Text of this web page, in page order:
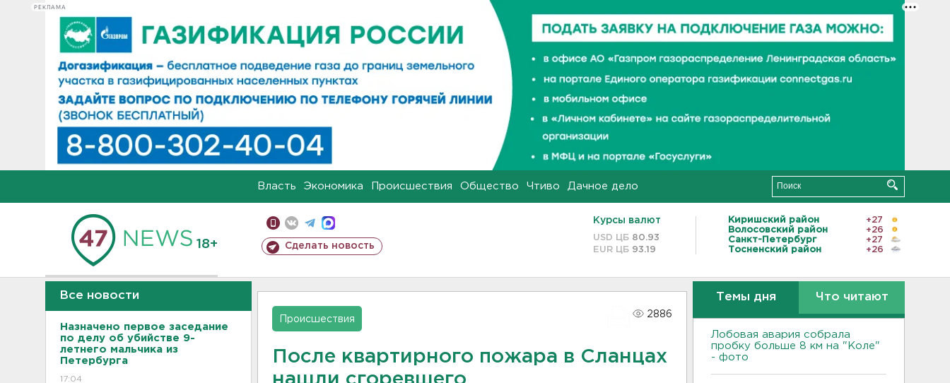
РЕКЛАМА
Власть Экономика Происшествия Общество Чтиво Дачное дело
18+ Сделать новость
Курсы валют
USD ЦБ 80.93
EUR ЦБ 93.19
Киришский район
+27
Волосовский район
+26
Санкт-Петербург
+27
Тосненский район
+26
Все новости
Назначено первое заседание
по делу об убийстве 9-
летнего мальчика из
Петербурга
17:04
Происшествия
2886
После квартирного пожара в Сланцах
нашли сгоревшего
Темы дня Что читают
Лобовая авария собрала
пробку больше 8 км на "Коле"
- фото